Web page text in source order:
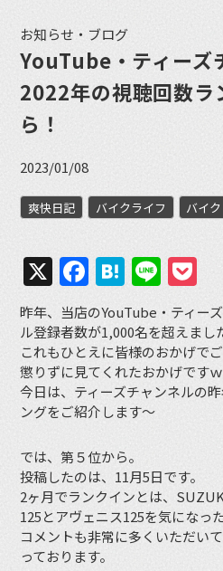
お知らせ・ブログ
YouTube・ティーズ
2022年の視聴回数ラ
ら！
2023/01/08
爽快日記 バイクライフ バイク
X Facebook
Hatena
Line
昨年、当店のYouTube・ティー
ル登録者数が1,000名を超えまし
これもひとえに皆様のおかげでご
懲りずに見てくれたおかげですｗ
今日は、ティーズチャンネルの
ングをご紹介します〜
では、第５位から。
投稿したのは、11月5日です。
2ヶ月でランクインとは、
125とアヴェニス125を気になっ
コメントも非常に多くいただい
っております。